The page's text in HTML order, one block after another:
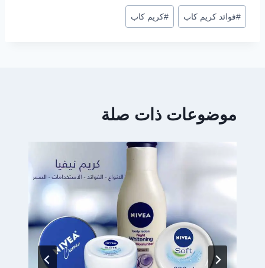
وسوم
المقال:
#فوائد كريم كاب #كريم كاب
موضوعات ذات صلة